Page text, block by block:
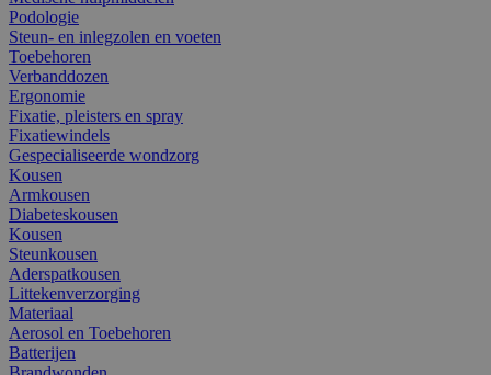
Podologie
Steun- en inlegzolen en voeten
Toebehoren
Verbanddozen
Ergonomie
Fixatie, pleisters en spray
Fixatiewindels
Gespecialiseerde wondzorg
Kousen
Armkousen
Diabeteskousen
Kousen
Steunkousen
Aderspatkousen
Littekenverzorging
Materiaal
Aerosol en Toebehoren
Batterijen